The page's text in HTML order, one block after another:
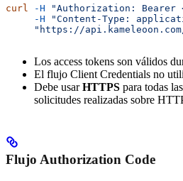
curl -H "Authorization: Bearer
     -H
"Content-Type:
"https://
Los access tokens son válidos
El flujo Client Credentials no
Debe usarHTTPS para todas
solicitudes realizadas sobre
Flujo Authorization Code